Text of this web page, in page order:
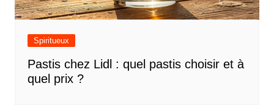
Spiritueux
Pastis chez Lidl : quel pastis choisir et à
quel prix ?